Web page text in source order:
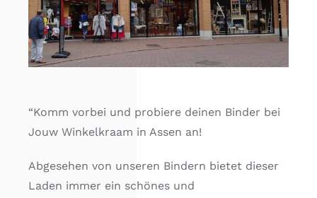
Kostenlose Binder
“Komm vorbei und probiere deinen Binder bei
Jouw Winkelkraam in Assen an!
Abgesehen von unseren Bindern bietet dieser
Laden immer ein schönes und